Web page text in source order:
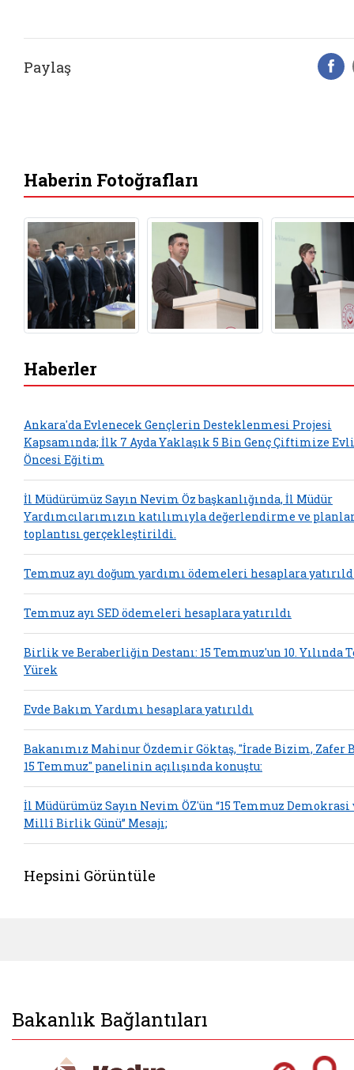
Paylaş
Haberin Fotoğrafları
Haberler
Ankara'da Evlenecek Gençlerin Desteklenmesi Projesi
Kapsamında; İlk 7 Ayda Yaklaşık 5 Bin Genç Çiftimize
Öncesi Eğitim
İl Müdürümüz Sayın Nevim Öz başkanlığında, İl Müdür
Yardımcılarımızın katılımıyla değerlendirme ve
toplantısı gerçekleştirildi.
Temmuz ayı doğum yardımı ödemeleri hesaplara
Temmuz ayı SED ödemeleri hesaplara yatırıldı
Birlik ve Beraberliğin Destanı: 15 Temmuz'un 10. Yılında
Yürek
Evde Bakım Yardımı hesaplara yatırıldı
Bakanımız Mahinur Özdemir Göktaş, "İrade Bizim, Zafer
15 Temmuz" panelinin açılışında konuştu:
İl Müdürümüz Sayın Nevim ÖZ'ün “15 Temmuz Demokrasi
Millî Birlik Günü” Mesajı;
Hepsini Görüntüle
Bakanlık Bağlantıları